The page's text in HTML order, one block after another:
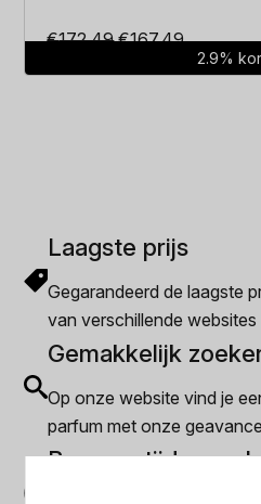
€172.49Oorspronkelijke
€167.49Huidige
prijs
2.9%
Laagste prijs
Gegarandeerd de laagste
van verschillende websites
Gemakkelijk
Op onze website vind je
parfum met onze
Bespaar tijd en